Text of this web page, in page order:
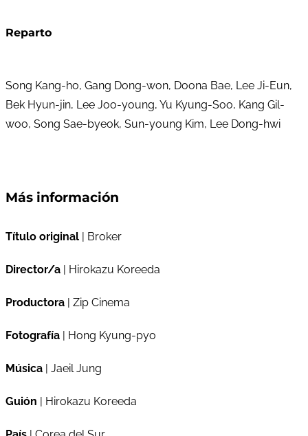
Reparto
Song Kang-ho, Gang Dong-won, Doona Bae, Lee Ji-Eun,
Bek Hyun-jin, Lee Joo-young, Yu Kyung-Soo, Kang Gil-
woo, Song Sae-byeok, Sun-young Kim, Lee Dong-hwi
Más información
Título original | Broker
Director/a | Hirokazu Koreeda
Productora | Zip Cinema
Fotografía | Hong Kyung-pyo
Música | Jaeil Jung
Guión | Hirokazu Koreeda